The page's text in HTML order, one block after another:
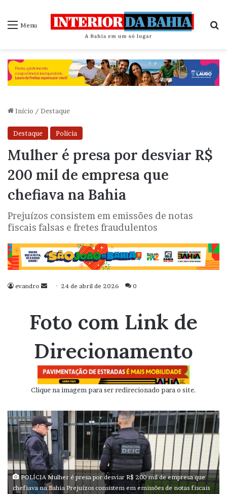
Menu
Início / Destaque
Destaque Polícia
Mulher é presa por desviar R$
200 mil de empresa que
chefiava na Bahia
Prejuízos consistem em emissões de notas
fiscais falsas e fretes fraudulentos
evandro
Mande
mail
24 de abril de 2026 0
Foto com Link de
Direcionamento
Clique na imagem para ser redirecionado para o site.
POLÍCIA Mulher é presa por desviar R$ 200 mil de empresa que
chefiava na Bahia Prejuízos consistem em emissões de notas fiscais